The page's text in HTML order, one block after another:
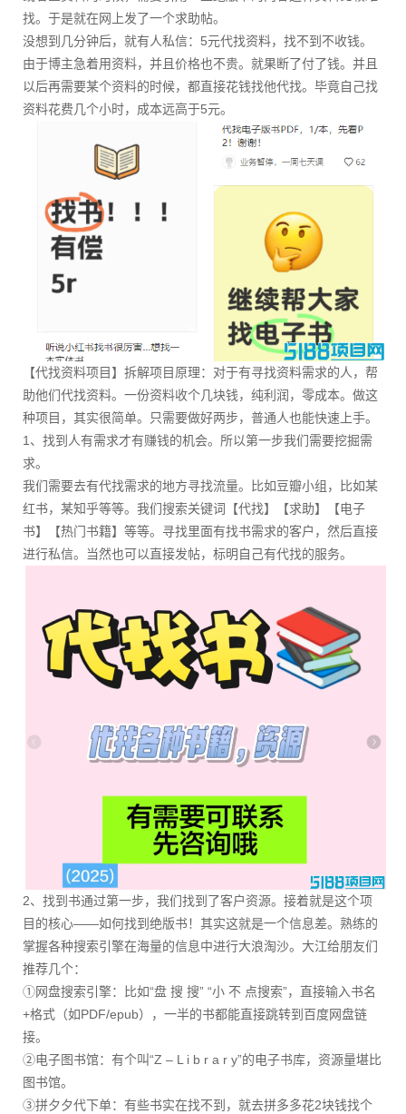
找。于是就在网上发了一个求助帖。
没想到几分钟后，就有人私信：5元代找资料，找不到不收钱。
由于博主急着用资料，并且价格也不贵。就果断了付了钱。并且
以后再需要某个资料的时候，都直接花钱找他代找。毕竟自己找
资料花费几个小时，成本远高于5元。
【代找资料项目】拆解项目原理：对于有寻找资料需求的人，帮
助他们代找资料。一份资料收个几块钱，纯利润，零成本。做这
种项目，其实很简单。只需要做好两步，普通人也能快速上手。
1、找到人有需求才有赚钱的机会。所以第一步我们需要挖掘需
求。
我们需要去有代找需求的地方寻找流量。比如豆瓣小组，比如某
红书，某知乎等等。我们搜索关键词【代找】【求助】【电子
书】【热门书籍】等等。寻找里面有找书需求的客户，然后直接
进行私信。当然也可以直接发帖，标明自己有代找的服务。
2、找到书通过第一步，我们找到了客户资源。接着就是这个项
目的核心——如何找到绝版书！其实这就是一个信息差。熟练的
掌握各种搜索引擎在海量的信息中进行大浪淘沙。大江给朋友们
推荐几个：
①网盘搜索引擎：比如“盘 搜 搜” “小 不 点搜索”，直接输入书名
+格式（如PDF/epub），一半的书都能直接跳转到百度网盘链
接。
②电子图书馆：有个叫“Z – L i b r a r y”的电子书库，资源量堪比
图书馆。
③拼夕夕代下单：有些书实在找不到，就去拼多多花2块钱找个